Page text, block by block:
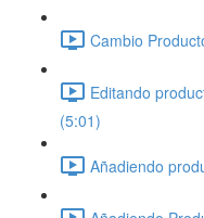
Cambio
Editando
(5:01)
Añadiendo